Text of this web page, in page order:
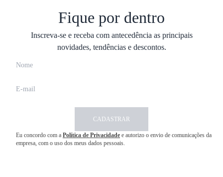
Fique por dentro
Inscreva-se e receba com antecedência as principais
novidades, tendências e descontos.
CADASTRAR
Eu concordo com a Política de Privacidade e autorizo o envio de comunicações da
empresa, com o uso dos meus dados pessoais.